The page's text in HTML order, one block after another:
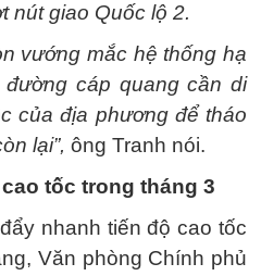
nút giao Quốc lộ 2.
vướng mắc hệ thống hạ
cáp quang cần di
của địa phương để tháo
lại”, ông Tranh nói.
tốc trong tháng 3
nhanh tiến độ cao tốc
Văn phòng Chính phủ